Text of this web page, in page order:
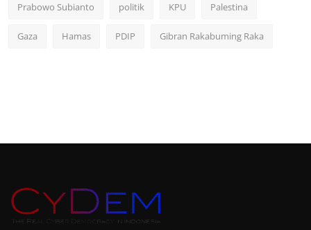
Prabowo Subianto politik KPU Palestina
Gaza Hamas PDIP Gibran Rakabuming Raka